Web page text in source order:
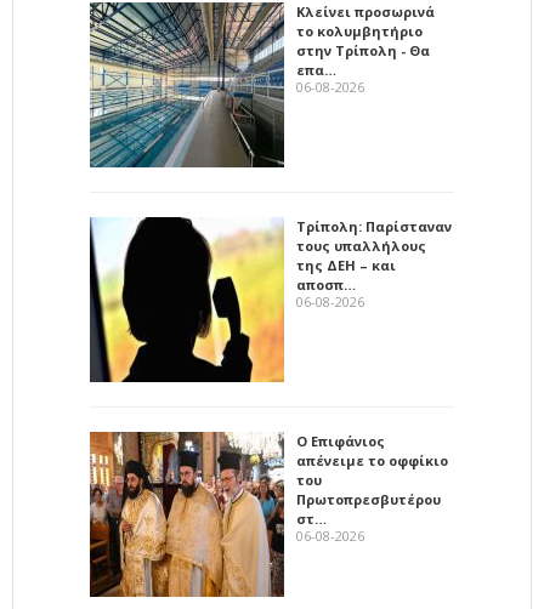
Κλείνει προσωρινά
το κολυμβητήριο
στην Τρίπολη - Θα
επα…
06-08-2026
Τρίπολη: Παρίσταναν
τους υπαλλήλους
της ΔΕΗ – και
αποσπ…
06-08-2026
Ο Επιφάνιος
απένειμε το οφφίκιο
του
Πρωτοπρεσβυτέρου
στ…
06-08-2026